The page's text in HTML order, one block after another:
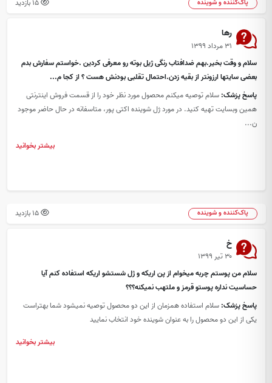
پاک‌کننده و شوینده 15 بازدید
رها
۳۱ مرداد ۱۳۹۹
سلام و وقت بخیر.بهم ضدافتاب رنگی ژیل بوته رو معرفی کردین .خواستم سفارش بدم
بعضی سایتها ارزونتر از بقیه زدن.احتمال تقلبی بودنش هست ؟ از کجا م...
پاسخ پزشک: سلام توصیه میکنم محصول مورد نظر خود را از قسمت فروش اینترنتی
همین وبسایت تهیه کنید. در مورد ژل شوینده اکتی پور، متاسفانه در حال حاضر موجود
ن...
بیشتر بخوانید
پاک‌کننده و شوینده 15 بازدید
خ
۳۰ تیر ۱۳۹۹
سلام من پوستم چربه میخوام از پن اریکه و ژل شستشو اریکه استفاده کنم آیا
حساسیت نداره پوستو قرمز و ملتهب نمیکنه؟؟؟
پاسخ پزشک: سلام استفاده همزمان از این دو محصول توصیه نمیشود شما بهتراست
یکی از این دو محصول را به عنوان شوینده خود انتخاب نمایید
بیشتر بخوانید